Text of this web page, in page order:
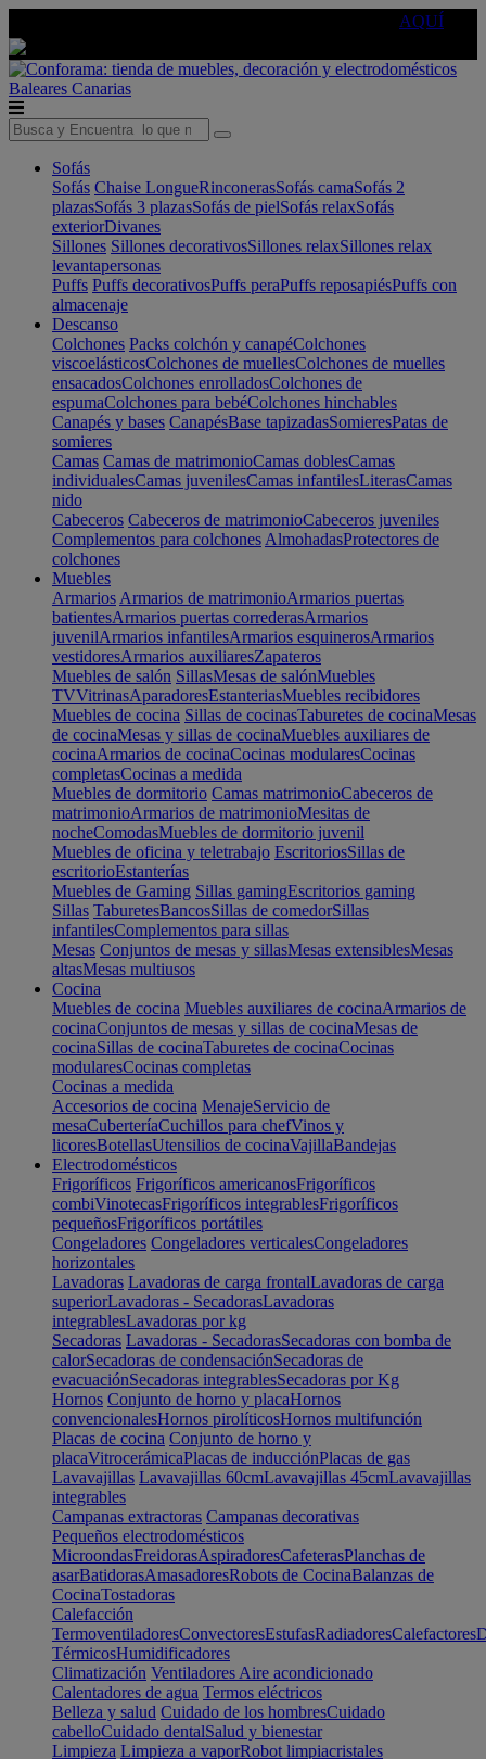
AQUÍ
Baleares Canarias
Sofás
Sofás Chaise LongueRinconerasSofás camaSofás 2
plazasSofás 3 plazasSofás de pielSofás relaxSofás
exteriorDivanes
Sillones Sillones decorativosSillones relaxSillones relax
levantapersonas
Puffs Puffs decorativosPuffs peraPuffs reposapiésPuffs con
almacenaje
Descanso
Colchones Packs colchón y canapéColchones
viscoelásticosColchones de muellesColchones de muelles
ensacadosColchones enrolladosColchones de
espumaColchones para bebéColchones hinchables
Canapés y bases CanapésBase tapizadasSomieresPatas de
somieres
Camas Camas de matrimonioCamas doblesCamas
individualesCamas juvenilesCamas infantilesLiterasCamas
nido
Cabeceros Cabeceros de matrimonioCabeceros juveniles
Complementos para colchones AlmohadasProtectores de
colchones
Muebles
Armarios Armarios de matrimonioArmarios puertas
batientesArmarios puertas correderasArmarios
juvenilArmarios infantilesArmarios esquinerosArmarios
vestidoresArmarios auxiliaresZapateros
Muebles de salón SillasMesas de salónMuebles
TVVitrinasAparadoresEstanteriasMuebles recibidores
Muebles de cocina Sillas de cocinasTaburetes de cocinaMesas
de cocinaMesas y sillas de cocinaMuebles auxiliares de
cocinaArmarios de cocinaCocinas modularesCocinas
completasCocinas a medida
Muebles de dormitorio Camas matrimonioCabeceros de
matrimonioArmarios de matrimonioMesitas de
nocheComodasMuebles de dormitorio juvenil
Muebles de oficina y teletrabajo EscritoriosSillas de
escritorioEstanterías
Muebles de Gaming Sillas gamingEscritorios gaming
Sillas TaburetesBancosSillas de comedorSillas
infantilesComplementos para sillas
Mesas Conjuntos de mesas y sillasMesas extensiblesMesas
altasMesas multiusos
Cocina
Muebles de cocina Muebles auxiliares de cocinaArmarios de
cocinaConjuntos de mesas y sillas de cocinaMesas de
cocinaSillas de cocinaTaburetes de cocinaCocinas
modularesCocinas completas
Cocinas a medida
Accesorios de cocina MenajeServicio de
mesaCuberteríaCuchillos para chefVinos y
licoresBotellasUtensilios de cocinaVajillaBandejas
Electrodomésticos
Frigoríficos Frigoríficos americanosFrigoríficos
combiVinotecasFrigoríficos integrablesFrigoríficos
pequeñosFrigoríficos portátiles
Congeladores Congeladores verticalesCongeladores
horizontales
Lavadoras Lavadoras de carga frontalLavadoras de carga
superiorLavadoras - SecadorasLavadoras
integrablesLavadoras por kg
Secadoras Lavadoras - SecadorasSecadoras con bomba de
calorSecadoras de condensaciónSecadoras de
evacuaciónSecadoras integrablesSecadoras por Kg
Hornos Conjunto de horno y placaHornos
convencionalesHornos pirolíticosHornos multifunción
Placas de cocina Conjunto de horno y
placaVitrocerámicaPlacas de inducciónPlacas de gas
Lavavajillas Lavavajillas 60cmLavavajillas 45cmLavavajillas
integrables
Campanas extractoras Campanas decorativas
Pequeños electrodomésticos
MicroondasFreidorasAspiradoresCafeterasPlanchas de
asarBatidorasAmasadoresRobots de CocinaBalanzas de
CocinaTostadoras
Calefacción
TermoventiladoresConvectoresEstufasRadiadoresCalefactores
TérmicosHumidificadores
Climatización Ventiladores Aire acondicionado
Calentadores de agua Termos eléctricos
Belleza y salud Cuidado de los hombresCuidado
cabelloCuidado dentalSalud y bienestar
Limpieza Limpieza a vaporRobot limpiacristales